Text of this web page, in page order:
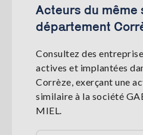
Acteurs du même
département
Consultez des
actives et implantées
Corrèze, exerçant une
similaire à la société
MIEL.